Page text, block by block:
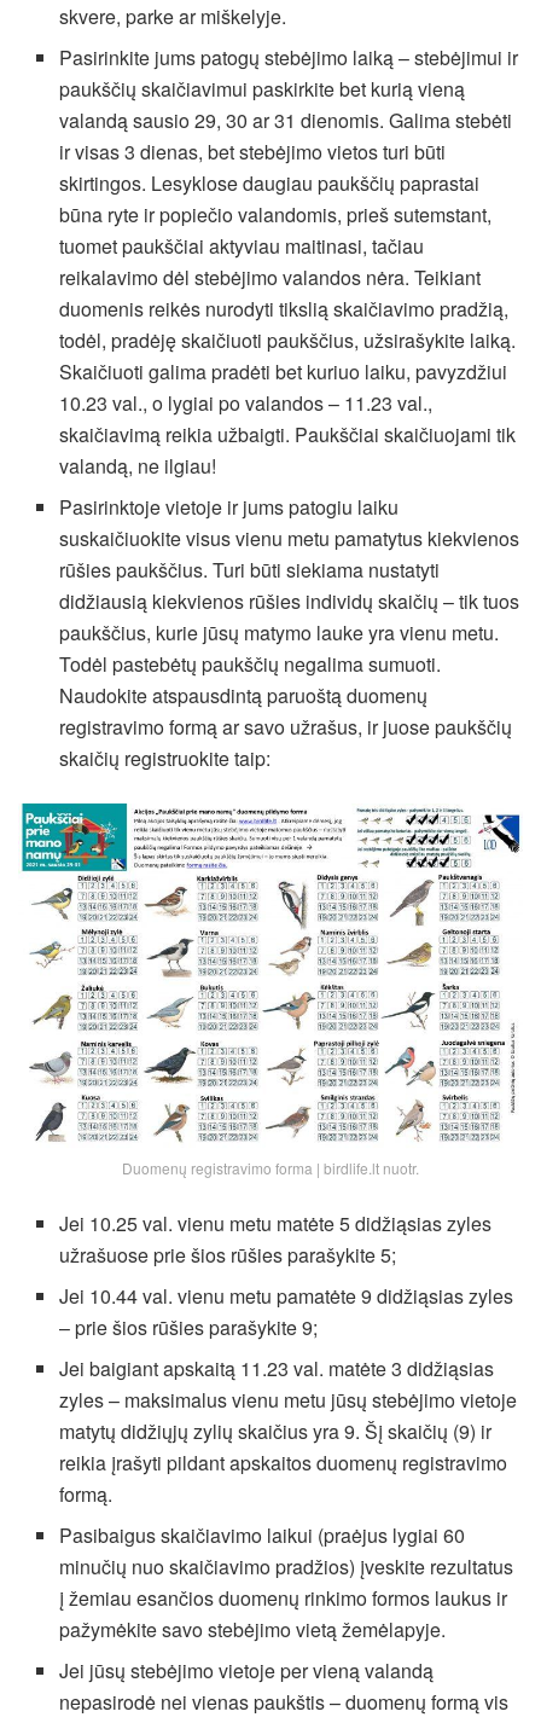
skvere, parke ar miškelyje.
Pasirinkite jums patogų stebėjimo laiką – stebėjimui ir
paukščių skaičiavimui paskirkite bet kurią vieną
valandą sausio 29, 30 ar 31 dienomis. Galima stebėti
ir visas 3 dienas, bet stebėjimo vietos turi būti
skirtingos. Lesyklose daugiau paukščių paprastai
būna ryte ir popiečio valandomis, prieš sutemstant,
tuomet paukščiai aktyviau maitinasi, tačiau
reikalavimo dėl stebėjimo valandos nėra. Teikiant
duomenis reikės nurodyti tikslią skaičiavimo pradžią,
todėl, pradėję skaičiuoti paukščius, užsirašykite laiką.
Skaičiuoti galima pradėti bet kuriuo laiku, pavyzdžiui
10.23 val., o lygiai po valandos – 11.23 val.,
skaičiavimą reikia užbaigti. Paukščiai skaičiuojami tik
valandą, ne ilgiau!
Pasirinktoje vietoje ir jums patogiu laiku
suskaičiuokite visus vienu metu pamatytus kiekvienos
rūšies paukščius. Turi būti siekiama nustatyti
didžiausią kiekvienos rūšies individų skaičių – tik tuos
paukščius, kurie jūsų matymo lauke yra vienu metu.
Todėl pastebėtų paukščių negalima sumuoti.
Naudokite atspausdintą paruoštą duomenų
registravimo formą ar savo užrašus, ir juose paukščių
skaičių registruokite taip:
Duomenų registravimo forma | birdlife.lt nuotr.
Jei 10.25 val. vienu metu matėte 5 didžiąsias zyles
užrašuose prie šios rūšies parašykite 5;
Jei 10.44 val. vienu metu pamatėte 9 didžiąsias zyles
– prie šios rūšies parašykite 9;
Jei baigiant apskaitą 11.23 val. matėte 3 didžiąsias
zyles – maksimalus vienu metu jūsų stebėjimo vietoje
matytų didžiųjų zylių skaičius yra 9. Šį skaičių (9) ir
reikia įrašyti pildant apskaitos duomenų registravimo
formą.
Pasibaigus skaičiavimo laikui (praėjus lygiai 60
minučių nuo skaičiavimo pradžios) įveskite rezultatus
į žemiau esančios duomenų rinkimo formos laukus ir
pažymėkite savo stebėjimo vietą žemėlapyje.
Jei jūsų stebėjimo vietoje per vieną valandą
nepasirodė nei vienas paukštis – duomenų formą vis